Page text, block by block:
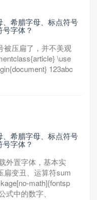
希腊字母、标点符号
字体？
被压扁了，并不美观
\use
123abc
希腊字母、标点符号
字体？
外置字体，基本实
扁变丑、运算符sum
math]{fontsp
中的数字、